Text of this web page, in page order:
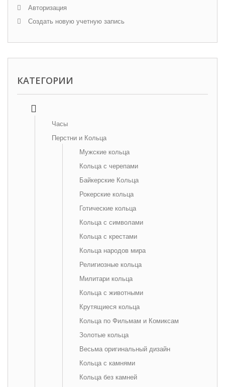
Авторизация
Создать новую учетную запись
КАТЕГОРИИ
Часы
Перстни и Кольца
Мужские кольца
Кольца с черепами
Байкерские Кольца
Рокерские кольца
Готические кольца
Кольца с символами
Кольца с крестами
Кольца народов мира
Религиозные кольца
Милитари кольца
Кольца с животными
Крутящиеся кольца
Кольца по Фильмам и Комиксам
Золотые кольца
Весьма оригинальный дизайн
Кольца с камнями
Кольца без камней